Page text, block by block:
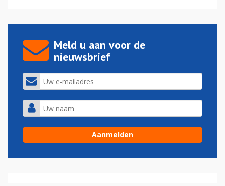
Meld u aan voor de
nieuwsbrief